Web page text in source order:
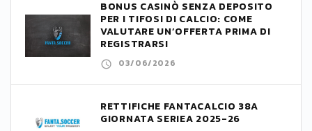
BONUS CASINÒ SENZA DEPOSITO
PER I TIFOSI DI CALCIO: COME
VALUTARE UN’OFFERTA PRIMA DI
REGISTRARSI
03/06/2026
RETTIFICHE FANTACALCIO 38A
GIORNATA SERIEA 2025-26